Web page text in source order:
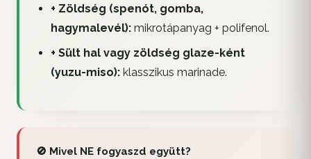
+ Zöldség (spenót, gomba,
hagymalevél):mikrotápanyag + polifenol.
+ Sült hal vagy zöldség glaze-ként
(yuzu-miso):klasszikus marinade.
🚫 Mivel NE fogyaszd együtt?